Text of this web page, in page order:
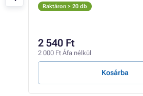
Raktáron > 20 db
2 540 Ft
2 000 Ft Áfa nélkül
Kosárba